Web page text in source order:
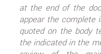
at the end of the
appear the complete
quoted on the body
the indicated in the